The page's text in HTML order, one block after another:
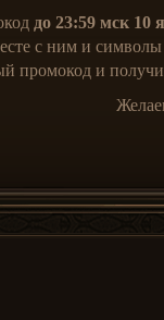
до 23:59 мск 10
с ним и
промокод и